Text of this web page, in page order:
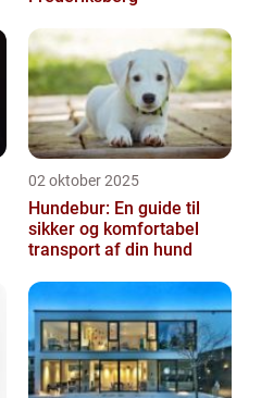
02 oktober 2025
Hundebur: En guide til
sikker og komfortabel
transport af din hund